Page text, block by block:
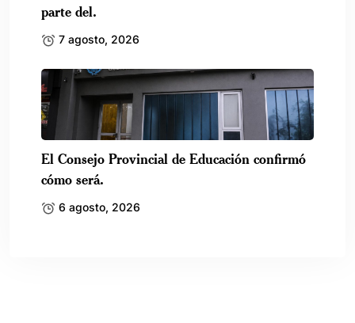
parte del.
7 agosto, 2026
El Consejo Provincial de Educación confirmó
cómo será.
6 agosto, 2026